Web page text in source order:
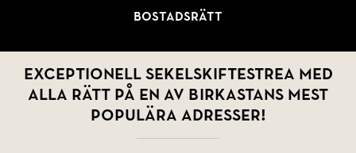
Bostadsrätt
Exceptionell sekelskiftestrea med
alla rätt på en av Birkastans mest
populära adresser!